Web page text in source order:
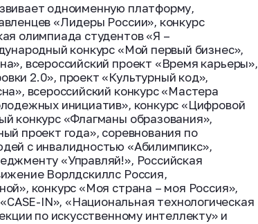
одноименную платформу,
«Лидеры России», конкурс
олимпиада студентов «Я –
конкурс «Мой первый бизнес»,
всероссийский проект «Время карьеры»,
2.0», проект «Культурный код»,
всероссийский конкурс «Мастера
инициатив», конкурс «Цифровой
конкурс «Флагманы образования»,
проект года», соревнования по
с инвалидностью «Абилимпикс»,
«Управляй!», Российская
Ворлдскиллс Россия,
конкурс «Моя страна – моя Россия»,
IN», «Национальная технологическая
по искусственному интеллекту» и